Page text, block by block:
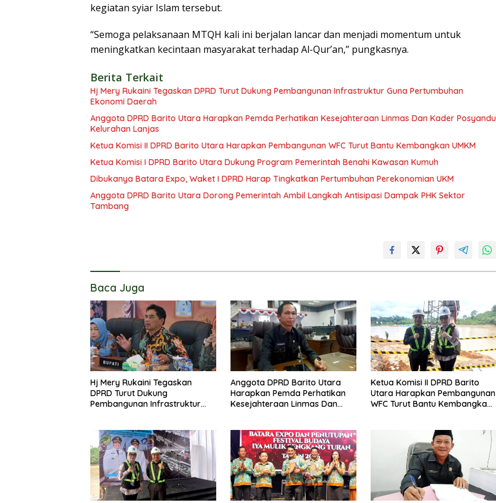
kegiatan syiar Islam tersebut.
“Semoga pelaksanaan MTQH kali ini berjalan lancar dan menjadi momentum untuk
meningkatkan kecintaan masyarakat terhadap Al-Qur’an,” pungkasnya.
Berita Terkait
Hj Mery Rukaini Tegaskan DPRD Turut Dukung Pembangunan Infrastruktur Guna Pertumbuhan
Ekonomi Daerah
Anggota DPRD Barito Utara Harapkan Pemda Perhatikan Kesejahteraan Linmas Dan Kader Posyandu
Kelurahan Lanjas
Ketua Komisi II DPRD Barito Utara Harapkan Pembangunan WFC Turut Bantu Kembangkan UMKM
Ketua Komisi I DPRD Barito Utara Dukung Program Pemerintah Benahi Kawasan Kumuh
Dibukanya Batara Expo, Waket I DPRD Harap Tingkatkan Pertumbuhan Perekonomian UKM
Anggota DPRD Barito Utara Dorong Pemerintah Ambil Langkah Antisipasi Dampak PHK Sektor
Tambang
Baca Juga
Hj Mery Rukaini Tegaskan
DPRD Turut Dukung
Pembangunan Infrastruktur
Anggota DPRD Barito Utara
Harapkan Pemda Perhatikan
Kesejahteraan Linmas Dan
Ketua Komisi II DPRD Barito
Utara Harapkan Pembangunan
WFC Turut Bantu Kembangkan